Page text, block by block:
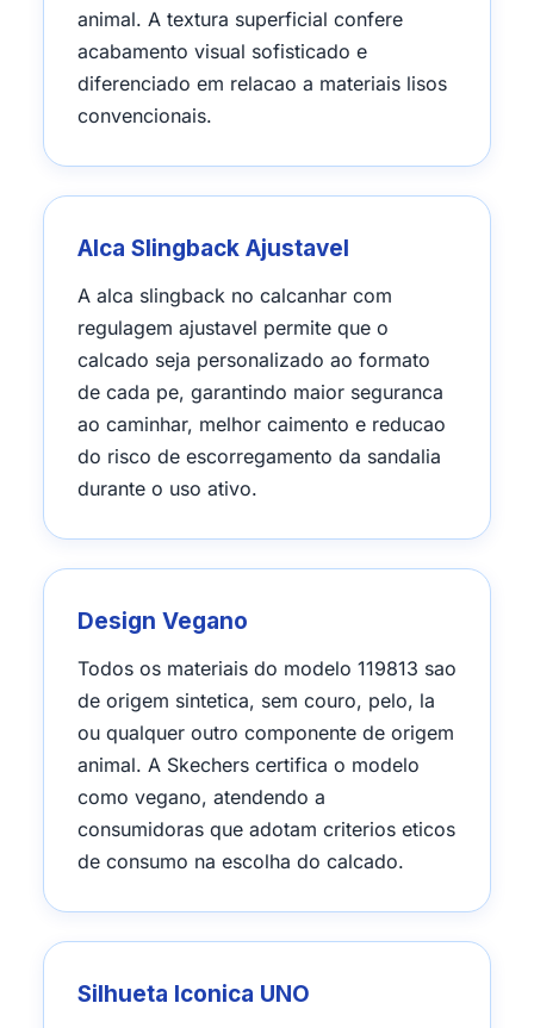
animal. A textura superficial confere
acabamento visual sofisticado e
diferenciado em relacao a materiais lisos
convencionais.
Alca Slingback Ajustavel
A alca slingback no calcanhar com
regulagem ajustavel permite que o
calcado seja personalizado ao formato
de cada pe, garantindo maior seguranca
ao caminhar, melhor caimento e reducao
do risco de escorregamento da sandalia
durante o uso ativo.
Design Vegano
Todos os materiais do modelo 119813 sao
de origem sintetica, sem couro, pelo, la
ou qualquer outro componente de origem
animal. A Skechers certifica o modelo
como vegano, atendendo a
consumidoras que adotam criterios eticos
de consumo na escolha do calcado.
Silhueta Iconica UNO